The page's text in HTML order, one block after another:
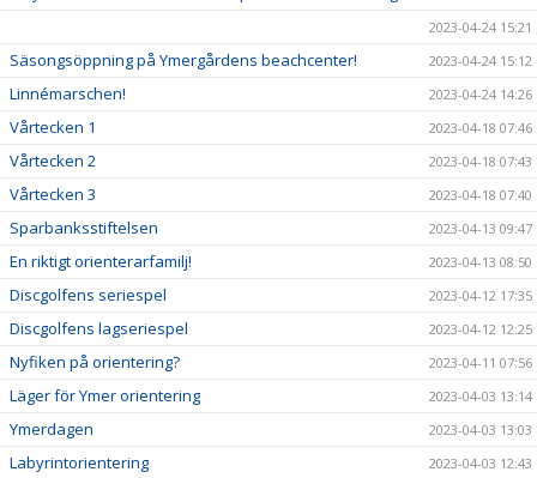
2023-04-24 15:21
Säsongsöppning på Ymergårdens beachcenter! 2023-04-24 15:12
Linnémarschen! 2023-04-24 14:26
Vårtecken 1 2023-04-18 07:46
Vårtecken 2 2023-04-18 07:43
Vårtecken 3 2023-04-18 07:40
Sparbanksstiftelsen 2023-04-13 09:47
En riktigt orienterarfamilj! 2023-04-13 08:50
Discgolfens seriespel 2023-04-12 17:35
Discgolfens lagseriespel 2023-04-12 12:25
Nyfiken på orientering? 2023-04-11 07:56
Läger för Ymer orientering 2023-04-03 13:14
Ymerdagen 2023-04-03 13:03
Labyrintorientering 2023-04-03 12:43